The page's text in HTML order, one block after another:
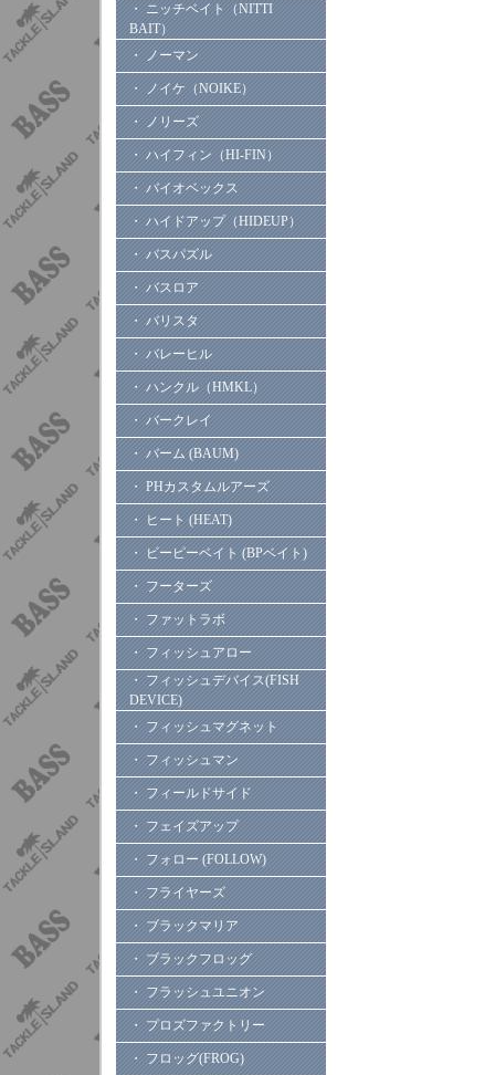
・ ニッチベイト（NITTI
BAIT）
・ ノーマン
・ ノイケ（NOIKE）
・ ノリーズ
・ ハイフィン（HI-FIN）
・ バイオベックス
・ ハイドアップ（HIDEUP）
・ バスパズル
・ バスロア
・ バリスタ
・ バレーヒル
・ ハンクル（HMKL）
・ バークレイ
・ バーム (BAUM)
・ PHカスタムルアーズ
・ ヒート (HEAT)
・ ビーピーベイト (BPベイト)
・ フーターズ
・ ファットラボ
・ フィッシュアロー
・ フィッシュデバイス(FISH
DEVICE)
・ フィッシュマグネット
・ フィッシュマン
・ フィールドサイド
・ フェイズアップ
・ フォロー (FOLLOW)
・ フライヤーズ
・ ブラックマリア
・ ブラックフロッグ
・ フラッシュユニオン
・ プロズファクトリー
・ フロッグ(FROG)